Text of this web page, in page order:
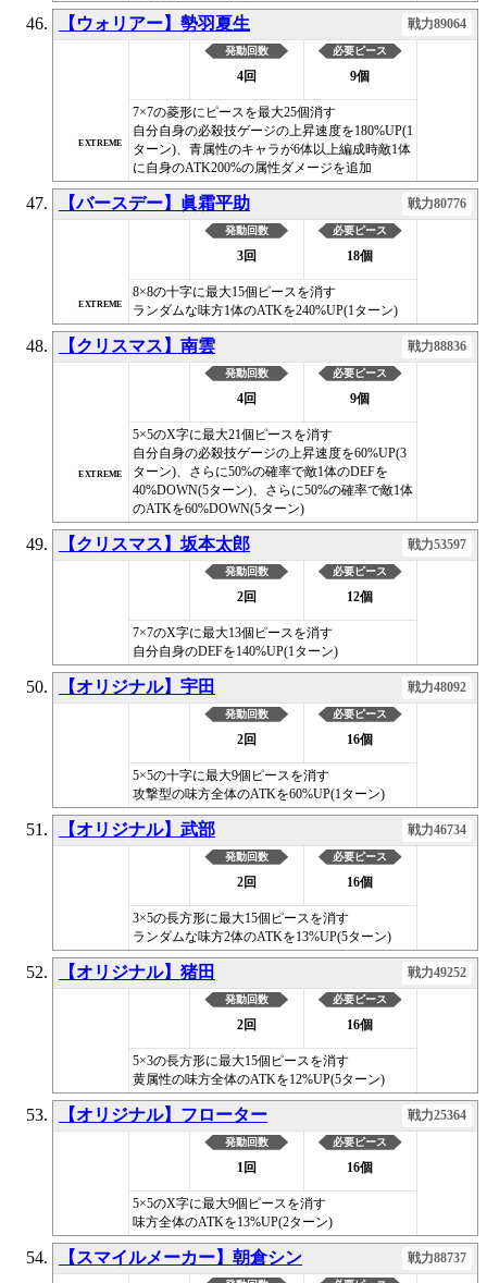
【ウォリアー】勢羽夏生 戦力89064
EXTREME
発動回数
4回
必要ピース
9個
7×7の菱形にピースを最大25個消す
自分自身の必殺技ゲージの上昇速度を180%UP(1
ターン)、青属性のキャラが6体以上編成時敵1体
に自身のATK200%の属性ダメージを追加
【バースデー】眞霜平助 戦力80776
EXTREME
発動回数
3回
必要ピース
18個
8×8の十字に最大15個ピースを消す
ランダムな味方1体のATKを240%UP(1ターン)
【クリスマス】南雲 戦力88836
EXTREME
発動回数
4回
必要ピース
9個
5×5のX字に最大21個ピースを消す
自分自身の必殺技ゲージの上昇速度を60%UP(3
ターン)、さらに50%の確率で敵1体のDEFを
40%DOWN(5ターン)、さらに50%の確率で敵1体
のATKを60%DOWN(5ターン)
【クリスマス】坂本太郎 戦力53597
発動回数
2回
必要ピース
12個
7×7のX字に最大13個ピースを消す
自分自身のDEFを140%UP(1ターン)
【オリジナル】宇田 戦力48092
発動回数
2回
必要ピース
16個
5×5の十字に最大9個ピースを消す
攻撃型の味方全体のATKを60%UP(1ターン)
【オリジナル】武部 戦力46734
発動回数
2回
必要ピース
16個
3×5の長方形に最大15個ピースを消す
ランダムな味方2体のATKを13%UP(5ターン)
【オリジナル】猪田 戦力49252
発動回数
2回
必要ピース
16個
5×3の長方形に最大15個ピースを消す
黄属性の味方全体のATKを12%UP(5ターン)
【オリジナル】フローター 戦力25364
発動回数
1回
必要ピース
16個
5×5のX字に最大9個ピースを消す
味方全体のATKを13%UP(2ターン)
【スマイルメーカー】朝倉シン 戦力88737